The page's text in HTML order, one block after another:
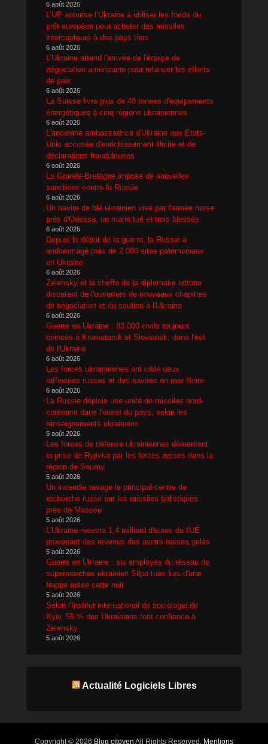
6 août 2026
L’UE autorise l’Ukraine à utiliser les fonds du
prêt européen pour acheter des missiles
intercepteurs à des pays tiers
6 août 2026
L'Ukraine attend l'arrivée de l'équipe de
négociation américaine pour relancer les efforts
de paix
6 août 2026
La Suisse livre plus de 48 tonnes d'équipements
énergétiques à cinq régions ukrainiennes
6 août 2026
L'ancienne ambassadrice d'Ukraine aux États-
Unis accusée d'enrichissement illicite et de
déclarations frauduleuses
6 août 2026
La Grande-Bretagne impose de nouvelles
sanctions contre la Russie
6 août 2026
Un navire de blé ukrainien visé par l'armée russe
près d'Odessa, un marin tué et trois blessés
6 août 2026
Depuis le début de la guerre, la Russie a
endommagé près de 2 000 sites patrimoniaux
en Ukraine
6 août 2026
Zelensky et la cheffe de la diplomatie lettone
discutent de l'ouverture de nouveaux chapitres
de négociation et du soutien à l'Ukraine
6 août 2026
Guerre en Ukraine : 83 000 civils toujours
coincés à Kramatorsk et Sloviansk, dans l'est
de l'Ukraine
6 août 2026
Les forces ukrainiennes ont ciblé deux
raffineries russes et des navires en mer Noire
6 août 2026
La Russie déploie une unité de missiles nord-
coréenne dans l'ouest du pays, selon les
renseignements ukrainiens
5 août 2026
Les forces de défense ukrainiennes démentent
la prise de Ryjivka par les forces russes dans la
région de Soumy
5 août 2026
Un incendie ravage le principal centre de
recherche russe sur les missiles balistiques
près de Moscou
5 août 2026
L'Ukraine recevra 1,4 milliard d'euros de l'UE
provenant des revenus des avoirs russes gelés
5 août 2026
Guerre en Ukraine : six employés du réseau de
supermarchés ukrainien Silpo tués lors d'une
frappe russe cette nuit
5 août 2026
Selon l'Institut international de sociologie de
Kyiv, 55 % des Ukrainiens font confiance à
Zelensky
5 août 2026
Actualité Logiciels Libres
Copyright © 2026 Blog citoyen All Rights Reserved. Mentions